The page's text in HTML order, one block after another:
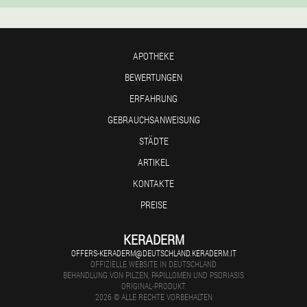
APOTHEKE
BEWERTUNGEN
ERFAHRUNG
GEBRAUCHSANWEISUNG
STÄDTE
ARTIKEL
KONTAKTE
PREISE
KERADERM
OFFERS-KERADERM@DEUTSCHLAND.KERADERM.IT
OFFIZIELLE WEBSITE IN DEUTSCHLAND
BEHANDLUNG VON PILZEN, PAPILLOMEN UND PSORIASIS
ORIGINAL-PRODUKT
2026 © ALLE RECHTE VORBEHALTEN